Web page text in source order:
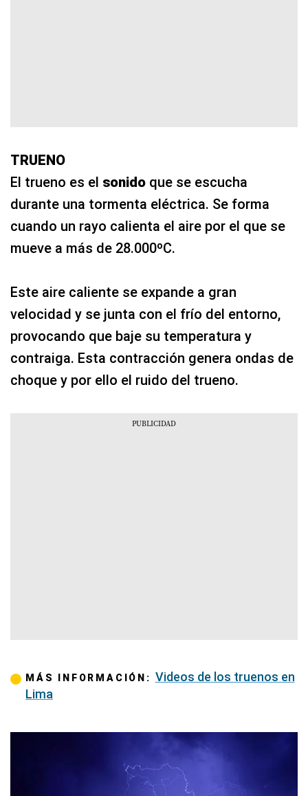
TRUENO
El trueno es el sonido que se escucha
durante una tormenta eléctrica. Se forma
cuando un rayo calienta el aire por el que se
mueve a más de 28.000ºC.
Este aire caliente se expande a gran
velocidad y se junta con el frío del entorno,
provocando que baje su temperatura y
contraiga. Esta contracción genera ondas de
choque y por ello el ruido del trueno.
MÁS INFORMACIÓN: Videos de los truenos en
Lima